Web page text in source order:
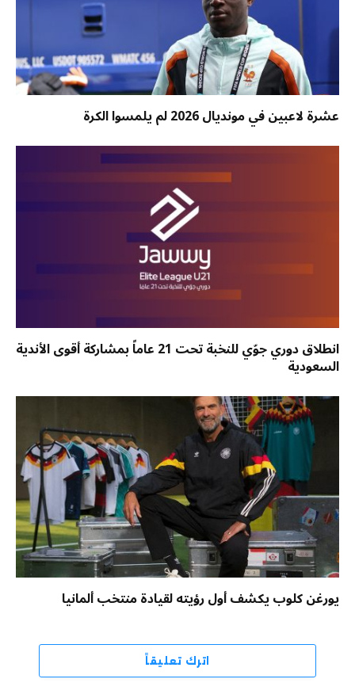
عشرة لاعبين في مونديال 2026 لم يلمسوا الكرة
انطلاق دوري جوّي للنخبة تحت 21 عاماً بمشاركة أقوى الأندية
السعودية
يورغن كلوب يكشف أول رؤيته لقيادة منتخب ألمانيا
اترك تعليقاً